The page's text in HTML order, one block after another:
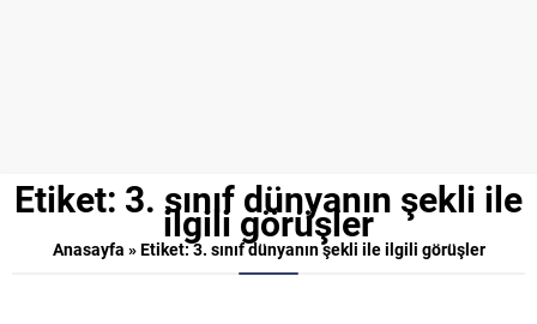
Etiket: 3. sınıf dünyanın şekli ile
ilgili görüşler
Anasayfa »Etiket: 3. sınıf dünyanın şekli ile ilgili görüşler